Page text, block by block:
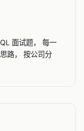
面试题， 每一
路， 按公司分